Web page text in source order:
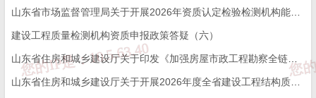
建设工程质量检测机构资质申报政策答疑（六）